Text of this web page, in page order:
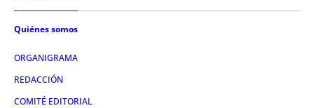
Quiénes somos
ORGANIGRAMA
REDACCIÓN
COMITÉ EDITORIAL